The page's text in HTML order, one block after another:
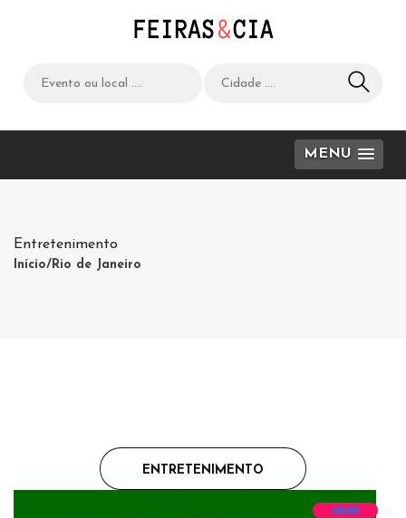
MENU
Entretenimento
Início/Rio de Janeiro
ENTRETENIMENTO
ABRIR